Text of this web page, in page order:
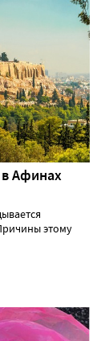
Афинах
этому